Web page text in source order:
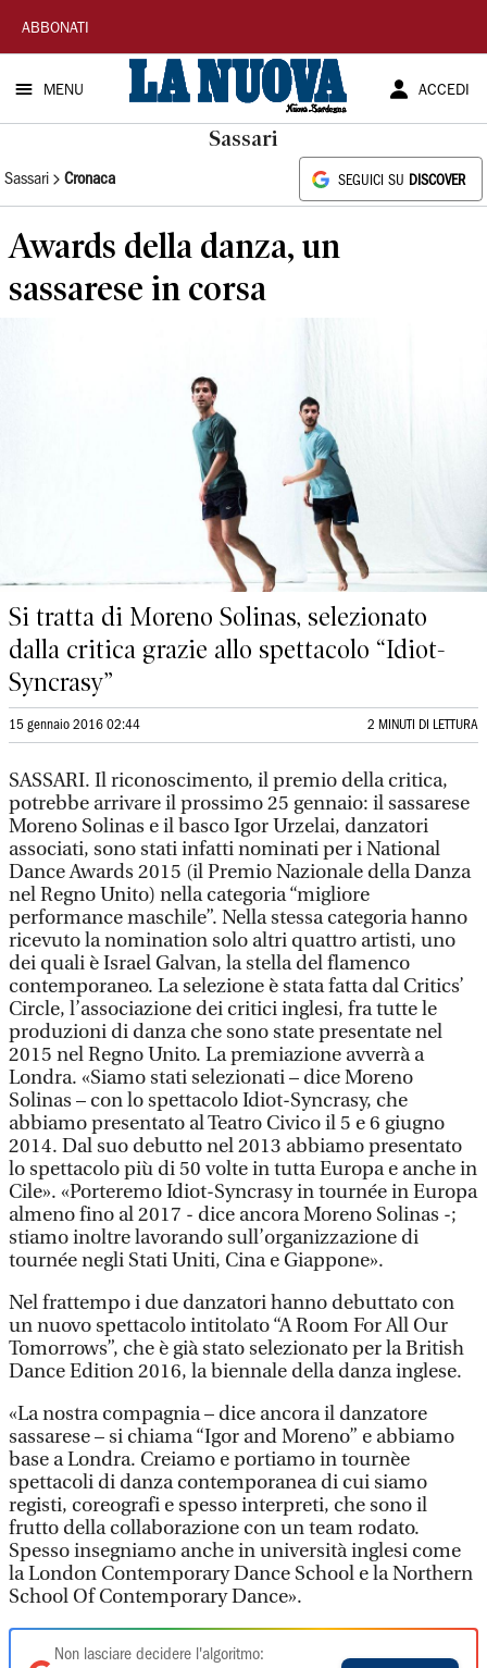
La
Nuova
Sardegna
ABBONATI
MENU ACCEDI
Sassari
Sassari Cronaca SEGUICI SU DISCOVER
Awards della danza, un
sassarese in corsa
Si tratta di Moreno Solinas, selezionato
dalla critica grazie allo spettacolo “Idiot-
Syncrasy”
15 gennaio 2016 02:44 2 MINUTI DI LETTURA
SASSARI. Il riconoscimento, il premio della critica,
potrebbe arrivare il prossimo 25 gennaio: il sassarese
Moreno Solinas e il basco Igor Urzelai, danzatori
associati, sono stati infatti nominati per i National
Dance Awards 2015 (il Premio Nazionale della Danza
nel Regno Unito) nella categoria “migliore
performance maschile”. Nella stessa categoria hanno
ricevuto la nomination solo altri quattro artisti, uno
dei quali è Israel Galvan, la stella del flamenco
contemporaneo. La selezione è stata fatta dal Critics’
Circle, l’associazione dei critici inglesi, fra tutte le
produzioni di danza che sono state presentate nel
2015 nel Regno Unito. La premiazione avverrà a
Londra. «Siamo stati selezionati – dice Moreno
Solinas – con lo spettacolo Idiot-Syncrasy, che
abbiamo presentato al Teatro Civico il 5 e 6 giugno
2014. Dal suo debutto nel 2013 abbiamo presentato
lo spettacolo più di 50 volte in tutta Europa e anche in
Cile». «Porteremo Idiot-Syncrasy in tournée in Europa
almeno fino al 2017 - dice ancora Moreno Solinas -;
stiamo inoltre lavorando sull’organizzazione di
tournée negli Stati Uniti, Cina e Giappone».
Nel frattempo i due danzatori hanno debuttato con
un nuovo spettacolo intitolato “A Room For All Our
Tomorrows”, che è già stato selezionato per la British
Dance Edition 2016, la biennale della danza inglese.
«La nostra compagnia – dice ancora il danzatore
sassarese – si chiama “Igor and Moreno” e abbiamo
base a Londra. Creiamo e portiamo in tournèe
spettacoli di danza contemporanea di cui siamo
registi, coreografi e spesso interpreti, che sono il
frutto della collaborazione con un team rodato.
Spesso insegniamo anche in università inglesi come
la London Contemporary Dance School e la Northern
School Of Contemporary Dance».
Non lasciare decidere l'algoritmo: